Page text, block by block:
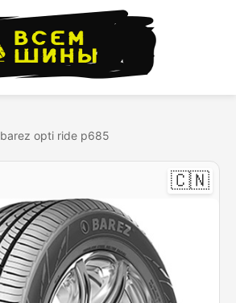
barez opti ride p685
🇨🇳